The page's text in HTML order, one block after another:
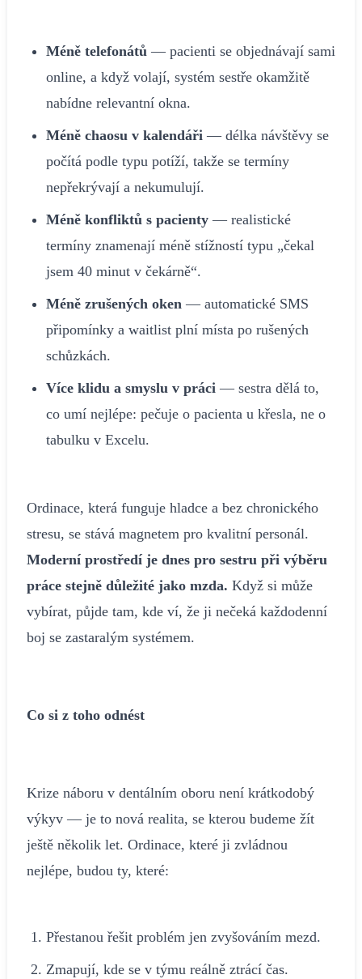
Méně telefonátů — pacienti se objednávají sami
online, a když volají, systém sestře okamžitě
nabídne relevantní okna.
Méně chaosu v kalendáři — délka návštěvy se
počítá podle typu potíží, takže se termíny
nepřekrývají a nekumulují.
Méně konfliktů s pacienty — realistické
termíny znamenají méně stížností typu „čekal
jsem 40 minut v čekárně“.
Méně zrušených oken — automatické SMS
připomínky a waitlist plní místa po rušených
schůzkách.
Více klidu a smyslu v práci — sestra dělá to,
co umí nejlépe: pečuje o pacienta u křesla, ne o
tabulku v Excelu.
Ordinace, která funguje hladce a bez chronického
stresu, se stává magnetem pro kvalitní personál.
Moderní prostředí je dnes pro sestru při výběru
práce stejně důležité jako mzda. Když si může
vybírat, půjde tam, kde ví, že ji nečeká každodenní
boj se zastaralým systémem.
Co si z toho odnést
Krize náboru v dentálním oboru není krátkodobý
výkyv — je to nová realita, se kterou budeme žít
ještě několik let. Ordinace, které ji zvládnou
nejlépe, budou ty, které:
Přestanou řešit problém jen zvyšováním mezd.
Zmapují, kde se v týmu reálně ztrácí čas.